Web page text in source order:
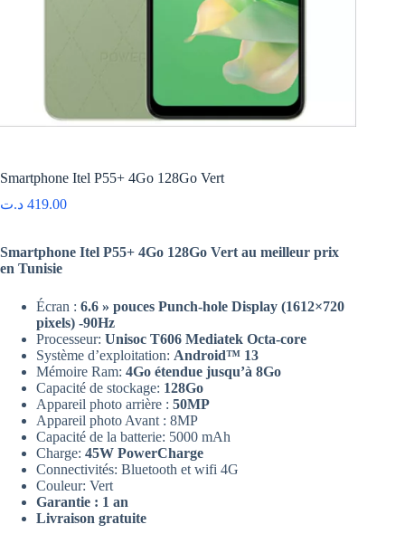
Smartphone Itel P55+ 4Go 128Go Vert
419.00 د.ت
Smartphone Itel P55+ 4Go 128Go Vert au meilleur prix
en Tunisie
Écran : 6.6 » pouces Punch-hole Display (1612×720
pixels) -90Hz
Processeur: Unisoc T606 Mediatek Octa-core
Système d’exploitation: Android™ 13
Mémoire Ram: 4Go étendue jusqu’à 8Go
Capacité de stockage: 128Go
Appareil photo arrière : 50MP
Appareil photo Avant : 8MP
Capacité de la batterie: 5000 mAh
Charge: 45W PowerCharge
Connectivités: Bluetooth et wifi 4G
Couleur: Vert
Garantie : 1 an
Livraison gratuite